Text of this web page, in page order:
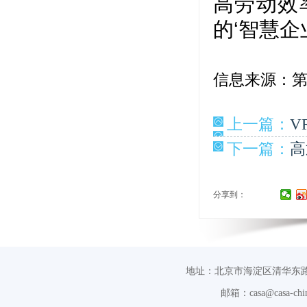
的‘智慧
信息来源：
上一篇：
下一篇：
分享到：
地址：北京市海淀区清华东
邮箱：casa@casa-